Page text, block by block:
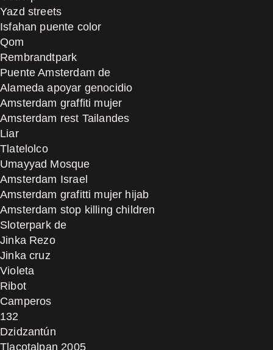
Yazd streets
Isfahan puente color
Qom
Rembrandtpark
Puente Amsterdam de
Alameda apoyar genocidio
Amsterdam graffiti mujer
Amsterdam rest Tailandes
Liar
Tlatelolco
Umayyad Mosque
Amsterdam Israel
Amsterdam grafitti mujer hijab
Amsterdam stop killing children
Sloterpark de
Jinka Rezo
Jinka cruz
Violeta
Ribot
Camperos
132
Dzidzantún
Tlacotalpan 2005